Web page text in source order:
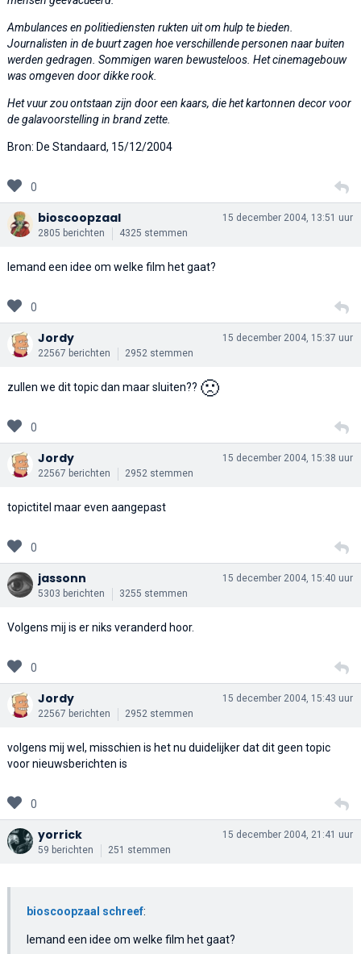
Ambulances en politiediensten rukten uit om hulp te bieden.
Journalisten in de buurt zagen hoe verschillende personen naar buiten
werden gedragen. Sommigen waren bewusteloos. Het cinemagebouw
was omgeven door dikke rook.
Het vuur zou ontstaan zijn door een kaars, die het kartonnen decor voor
de galavoorstelling in brand zette.
Bron: De Standaard, 15/12/2004
0
bioscoopzaal
2805 berichten 4325 stemmen
15 december 2004, 13:51 uur
Iemand een idee om welke film het gaat?
0
Jordy
22567 berichten 2952 stemmen
15 december 2004, 15:37 uur
zullen we dit topic dan maar sluiten?? 🙁
0
Jordy
22567 berichten 2952 stemmen
15 december 2004, 15:38 uur
topictitel maar even aangepast
0
jassonn
5303 berichten 3255 stemmen
15 december 2004, 15:40 uur
Volgens mij is er niks veranderd hoor.
0
Jordy
22567 berichten 2952 stemmen
15 december 2004, 15:43 uur
volgens mij wel, misschien is het nu duidelijker dat dit geen topic
voor nieuwsberichten is
0
yorrick
59 berichten 251 stemmen
15 december 2004, 21:41 uur
bioscoopzaal schreef:
Iemand een idee om welke film het gaat?